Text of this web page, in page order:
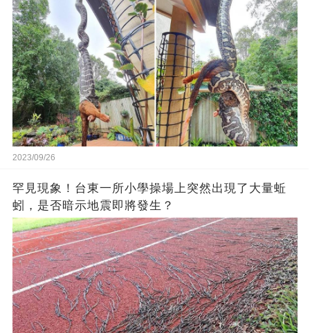
2023/09/26
罕見現象！台東一所小學操場上突然出現了大量蚯
蚓，是否暗示地震即將發生？